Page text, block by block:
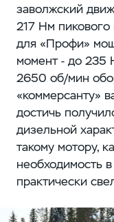
заволжский
217 Нм
для «Профи»
момент - до 235
2650 об/мин
«коммерсанту»
достичь
дизельной
такому мотору,
необходимость
практически